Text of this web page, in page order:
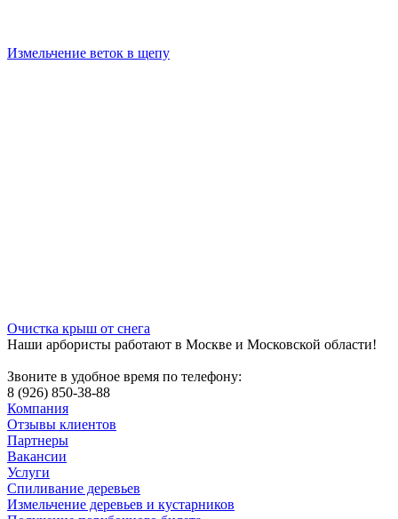
Измельчение веток в щепу
Очистка крыш от снега
Наши арбористы работают в Москве и Московской области!
Звоните в удобное время по телефону:
8 (926) 850-38-88
Компания
Отзывы клиентов
Партнеры
Вакансии
Услуги
Спиливание деревьев
Измельчение деревьев и кустарников